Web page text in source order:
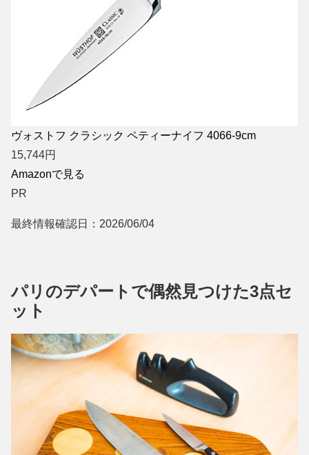
ヴォストフ クラシック ペティーナイフ 4066-9cm
15,744円
Amazonで見る
PR
最終情報確認日：2026/06/04
パリのデパートで偶然見つけた3点セ
ット